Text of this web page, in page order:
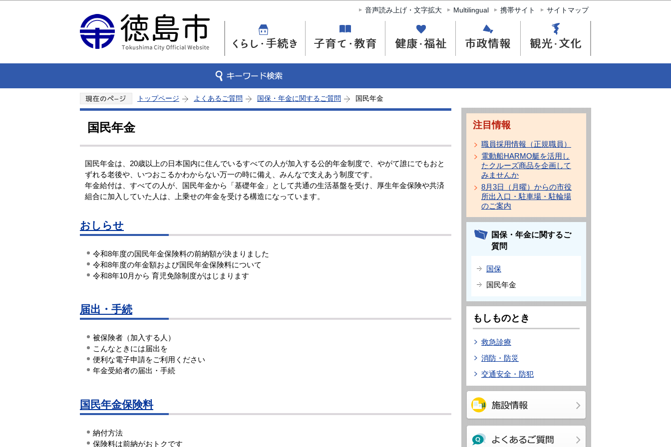
このページの本文へ移動
音声読み上げ・文字拡大 Multilingual 携帯サイト サイトマップ
トップページ よくあるご質問 国保・年金に関するご質問 国民年金
国民年金
国民年金は、20歳以上の日本国内に住んでいるすべての人が加入する公的年金制度で、やがて誰にでもおと
ずれる老後や、いつおこるかわからない万一の時に備え、みんなで支えあう制度です。
年金給付は、すべての人が、国民年金から「基礎年金」として共通の生活基盤を受け、厚生年金保険や共済
組合に加入していた人は、上乗せの年金を受ける構造になっています。
おしらせ
令和8年度の国民年金保険料の前納額が決まりました
令和8年度の年金額および国民年金保険料について
令和8年10月から 育児免除制度がはじまります
届出・手続
被保険者（加入する人）
こんなときには届出を
便利な電子申請をご利用ください
年金受給者の届出・手続
国民年金保険料
納付方法
保険料は前納がおトクです
注目情報
職員採用情報（正規職員）
電動船HARMO艇を活用し
たクルーズ商品を企画して
みませんか
8月3日（月曜）からの市役
所出入口・駐車場・駐輪場
のご案内
国保・年金に関するご
質問
国保
国民年金
もしものとき
救急診療
消防・防災
交通安全・防犯